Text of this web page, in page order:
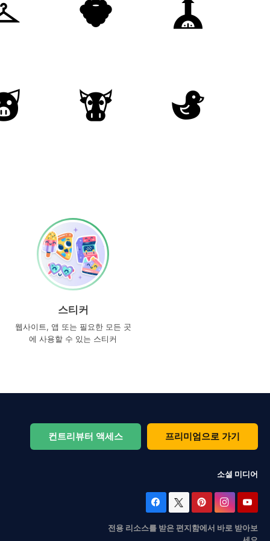
스티커
웹사이트, 앱 또는 필요한 모든 곳
에 사용할 수 있는 스티커
컨트리뷰터 액세스 프리미엄으로 가기
소셜 미디어
전용 리소스를 받은 편지함에서 바로 받아보